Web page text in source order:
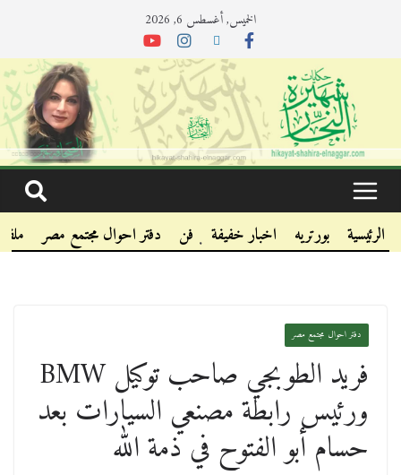
الخميس, أغسطس 6, 2026
.
.
الرئيسية بورتريه اخبار خفيفة فن دفتر احوال مجتمع مصر
دفتر احوال مجتمع مصر
فريد الطوبجي صاحب توكيل BMW
ورئيس رابطة مصنعي السيارات بعد
حسام أبو الفتوح في ذمة الله